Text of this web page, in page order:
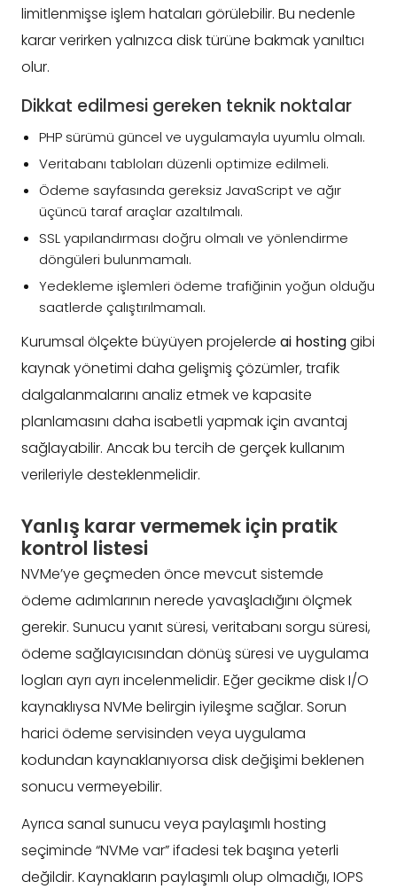
limitlenmişse işlem hataları görülebilir. Bu nedenle
karar verirken yalnızca disk türüne bakmak yanıltıcı
olur.
Dikkat edilmesi gereken teknik noktalar
PHP sürümü güncel ve uygulamayla uyumlu olmalı.
Veritabanı tabloları düzenli optimize edilmeli.
Ödeme sayfasında gereksiz JavaScript ve ağır
üçüncü taraf araçlar azaltılmalı.
SSL yapılandırması doğru olmalı ve yönlendirme
döngüleri bulunmamalı.
Yedekleme işlemleri ödeme trafiğinin yoğun olduğu
saatlerde çalıştırılmamalı.
Kurumsal ölçekte büyüyen projelerde ai hostinggibi
kaynak yönetimi daha gelişmiş çözümler, trafik
dalgalanmalarını analiz etmek ve kapasite
planlamasını daha isabetli yapmak için avantaj
sağlayabilir. Ancak bu tercih de gerçek kullanım
verileriyle desteklenmelidir.
Yanlış karar vermemek için pratik
kontrol listesi
NVMe’ye geçmeden önce mevcut sistemde
ödeme adımlarının nerede yavaşladığını ölçmek
gerekir. Sunucu yanıt süresi, veritabanı sorgu süresi,
ödeme sağlayıcısından dönüş süresi ve uygulama
logları ayrı ayrı incelenmelidir. Eğer gecikme disk I/O
kaynaklıysa NVMe belirgin iyileşme sağlar. Sorun
harici ödeme servisinden veya uygulama
kodundan kaynaklanıyorsa disk değişimi beklenen
sonucu vermeyebilir.
Ayrıca sanal sunucu veya paylaşımlı hosting
seçiminde “NVMe var” ifadesi tek başına yeterli
değildir. Kaynakların paylaşımlı olup olmadığı, IOPS